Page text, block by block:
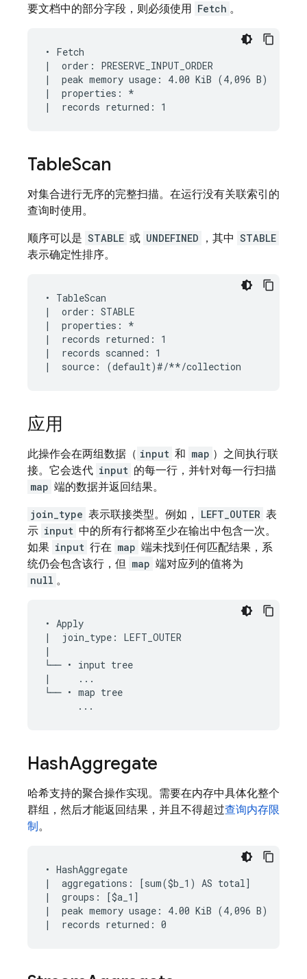
要文档中的部分字段，则必须使用 Fetch 。
• Fetch
|  order: PRESERVE_INPUT_ORDER
|  peak memory usage: 4.00 KiB (4,096 B)
|  properties: *
TableScan
对集合进行无序的完整扫描。在运行没有关联索引的
查询时使用。
顺序可以是 STABLE 或 UNDEFINED ，其中 STABLE
表示确定性排序。
• TableScan
|  order: STABLE
|  properties: *
|  records returned: 1
|  records scanned: 1
应用
此操作会在两组数据（ input 和 map ）之间执行联
接。它会迭代 input 的每一行，并针对每一行扫描
map 端的数据并返回结果。
join_type 表示联接类型。例如， LEFT_OUTER 表
示 input 中的所有行都将至少在输出中包含一次。
如果 input 行在 map 端未找到任何匹配结果，系
统仍会包含该行，但 map 端对应列的值将为
null 。
• Apply
|  join_type: LEFT_OUTER
|
└── • input tree
|     ...
└── • map tree
HashAggregate
哈希支持的聚合操作实现。需要在内存中具体化整个
群组，然后才能返回结果，并且不得超过查询内存限
制。
• HashAggregate
|  aggregations: [sum($b_1) AS total]
|  groups: [$a_1]
|  peak memory usage: 4.00 KiB (4,096 B)